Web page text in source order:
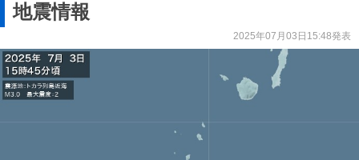
地震情報
2025年07月03日15:48発表